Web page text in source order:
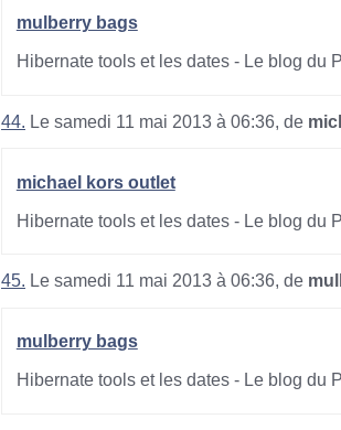
mulberry bags
Hibernate tools et les dates - Le blog du
44. Le samedi 11 mai 2013 à 06:36, de
michael kors outlet
Hibernate tools et les dates - Le blog du
45. Le samedi 11 mai 2013 à 06:36, de
mulberry bags
Hibernate tools et les dates - Le blog du